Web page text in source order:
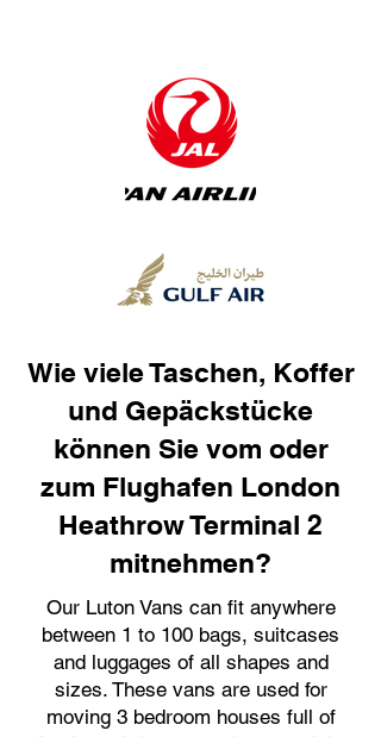
Wie viele Taschen, Koffer
und Gepäckstücke
können Sie vom oder
zum Flughafen London
Heathrow Terminal 2
mitnehmen?
Our Luton Vans can fit anywhere
between 1 to 100 bags, suitcases
and luggages of all shapes and
sizes. These vans are used for
moving 3 bedroom houses full of